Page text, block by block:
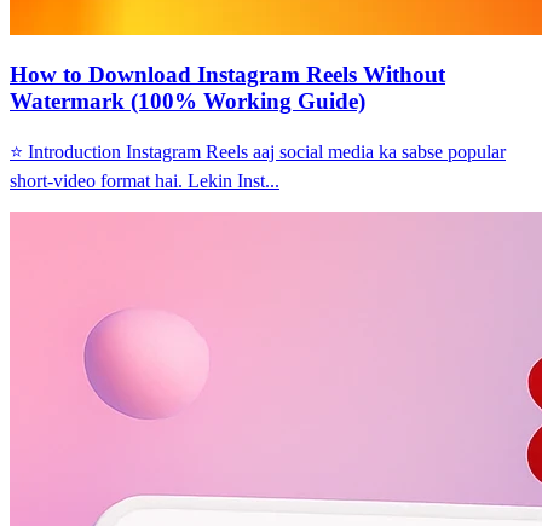
How to Download Instagram Reels Without
Watermark (100% Working Guide)
⭐ Introduction Instagram Reels aaj social media ka sabse popular
short-video format hai. Lekin Inst...